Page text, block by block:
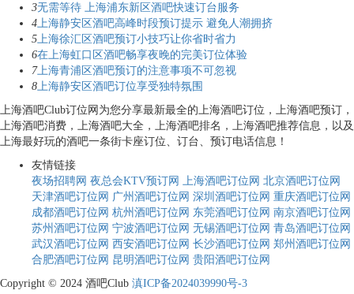
3无需等待 上海浦东新区酒吧快速订台服务
4上海静安区酒吧高峰时段预订提示 避免人潮拥挤
5上海徐汇区酒吧预订小技巧让你省时省力
6在上海虹口区酒吧畅享夜晚的完美订位体验
7上海青浦区酒吧预订的注意事项不可忽视
8上海静安区酒吧订位享受独特氛围
上海酒吧Club订位网为您分享最新最全的上海酒吧订位，上海酒吧预订，
上海酒吧消费，上海酒吧大全，上海酒吧排名，上海酒吧推荐信息，以及
上海最好玩的酒吧一条街卡座订位、订台、预订电话信息！
友情链接
夜场招聘网 夜总会KTV预订网 上海酒吧订位网 北京酒吧订位网
天津酒吧订位网 广州酒吧订位网 深圳酒吧订位网 重庆酒吧订位网
成都酒吧订位网 杭州酒吧订位网 东莞酒吧订位网 南京酒吧订位网
苏州酒吧订位网 宁波酒吧订位网 无锡酒吧订位网 青岛酒吧订位网
武汉酒吧订位网 西安酒吧订位网 长沙酒吧订位网 郑州酒吧订位网
合肥酒吧订位网 昆明酒吧订位网 贵阳酒吧订位网
Copyright © 2024 酒吧Club 滇ICP备2024039990号-3